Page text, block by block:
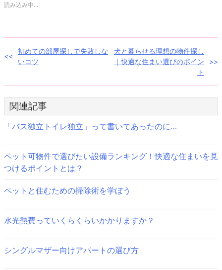
共
有
ィ
ド
ウ
で
す)
く
だ
さ
ィ
ド
ウ
開
き
ま
読み込み中...
投
ナ
ビ
ゲ
ー
シ
ョ
ン
初めての部屋探しで失敗しな
いコツ
犬と暮らせる理想の物件探し
｜快適な住まい選びのポイン
ト
関連記事
「バス独立トイレ独立」って書いてあったのに…
ペット可物件で選びたい設備ランキング！快適な住まいを見
つけるポイントとは？
ペットと住むための掃除術を学ぼう
水光熱費っていくらくらいかかりますか？
シングルマザー向けアパートの選び方